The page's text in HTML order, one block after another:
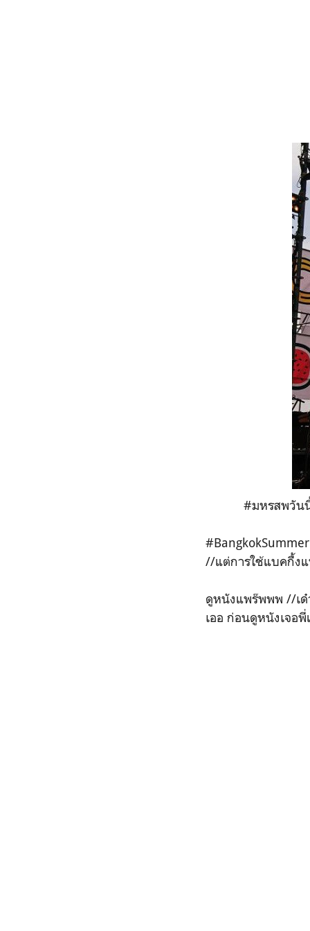
#มหรสพวัน
//แต่การใช้แบคกื้งแ
ดูหนังแพร๊พพพ //เด๋
เออ ก่อนดูหนังเจอ